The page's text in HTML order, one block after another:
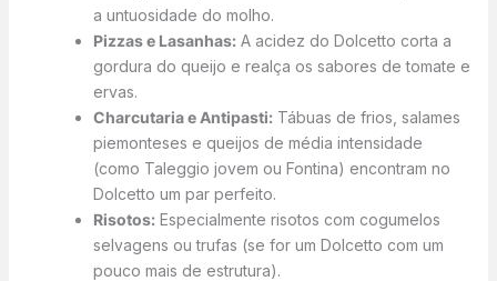
a untuosidade do molho.
Pizzas e Lasanhas:A acidez do Dolcetto corta a
gordura do queijo e realça os sabores de tomate e
ervas.
Charcutaria e Antipasti:Tábuas de frios, salames
piemonteses e queijos de média intensidade
(como Taleggio jovem ou Fontina) encontram no
Dolcetto um par perfeito.
Risotos:Especialmente risotos com cogumelos
selvagens ou trufas (se for um Dolcetto com um
pouco mais de estrutura).